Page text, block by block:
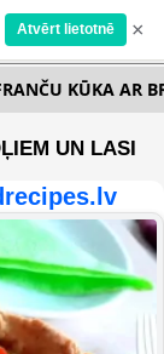
Atvērt lietotnē ×
KŪKA AR
UN LASI